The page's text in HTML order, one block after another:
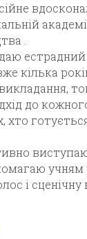
.
кілька
до
хто
і сценічну